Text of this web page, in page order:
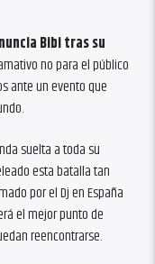
Bibi tras su
no para el público
ante un evento que
suelta a toda su
esta batalla tan
por el Dj en España
el mejor punto de
reencontrarse.